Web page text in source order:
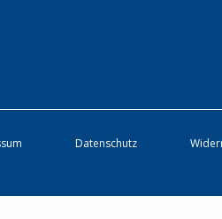
Datenschutz